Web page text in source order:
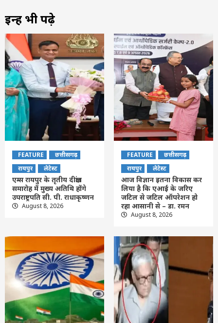
इन्हें भी पढ़े
FEATURE
छत्तीसगढ़
रायपुर
लेटेस्ट
एम्स रायपुर के तृतीय दीक्षांत
समारोह में मुख्य अतिथि होंगे
उपराष्ट्रपति सी. पी. राधाकृष्णन
August 8, 2026
FEATURE
छत्तीसगढ़
रायपुर
लेटेस्ट
आज विज्ञान इतना विकास कर
लिया है कि एआई के जरिए
जटिल से जटिल ऑपरेशन हो
रहा आसानी से – डा. रमन
August 8, 2026